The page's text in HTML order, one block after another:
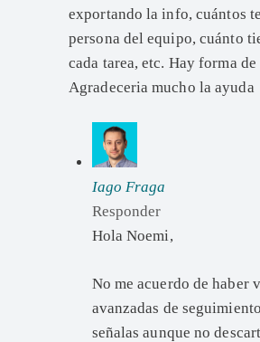
exportando la info, cuántos
persona del equipo, cuánto
cada tarea, etc. Hay forma
Agradeceria mucho la ayuda
Iago Fraga
Responder
Hola Noemi,
No me acuerdo de haber
avanzadas de
señalas aunque no